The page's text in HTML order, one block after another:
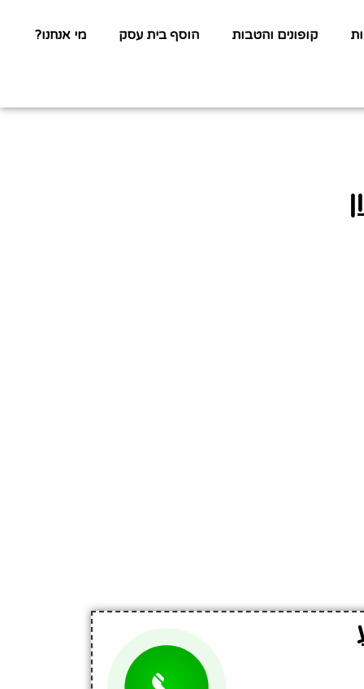
קופונים והטבות הוסף בית עסק מי אנחנו?